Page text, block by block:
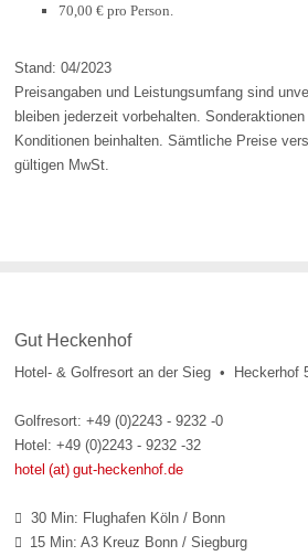
70,00 € pro Person.
Stand: 04/2023
Preisangaben und Leistungsumfang sind
bleiben jederzeit vorbehalten.
Konditionen beinhalten. Sämtliche Preise
gültigen MwSt.
Gut Heckenhof
Hotel- & Golfresort an der Sieg • Heckerhof
Golfresort: +49 (0)2243 - 9232 -0
Hotel: +49 (0)2243 - 9232 -32
hotel (at) gut-heckenhof.de
 30 Min: Flughafen Köln / Bonn
 15 Min: A3 Kreuz Bonn / Siegburg